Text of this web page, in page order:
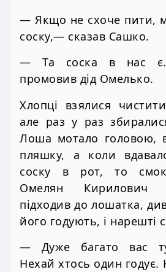
— Якщо не схоче пити,
соску,— сказав Сашко.
— Та соска в нас
промовив дід Омелько.
Хлопці взялися
але раз у раз
Лоша мотало головою,
пляшку, а коли
соску в рот, то
Омелян Кирилович
підходив до лошатка,
його годують, і нарешті
— Дуже багато вас
Нехай хтось один годує.